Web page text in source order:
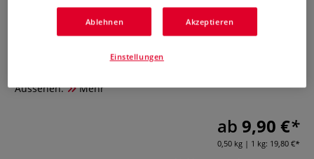
Farbstoffen eingefärbt werden. Die daraus entstehenden
Aussehen.
Mehr
ab 9,90 €
0,50 kg | 1 kg: 19,80 €
Ablehnen Akzeptieren
Einstellungen